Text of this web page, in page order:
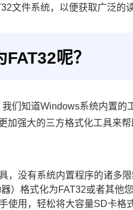
文件系统，以便获取广泛的
呢？
们知道Windows系统内置的
加强大的三方格式化工具来
，没有系统内置程序的诸多
）格式化为FAT32或者其他
用，轻松将大容量SD卡格